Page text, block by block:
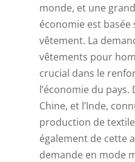
monde, et une
économie est basée
vêtement. La
vêtements pour
crucial dans le
l’économie du pays.
Chine, et l’Inde,
production de
également de cette
demande en mode